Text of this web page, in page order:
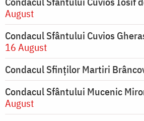
August
Condacul Sfântului Cuvios
16 August
Condacul Sfinților Martiri
Condacul Sfântului Mucenic
August